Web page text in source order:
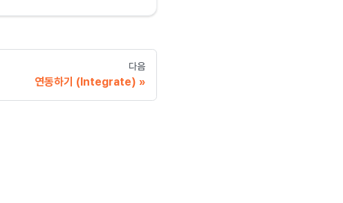
다음
연동하기 (Integrate)